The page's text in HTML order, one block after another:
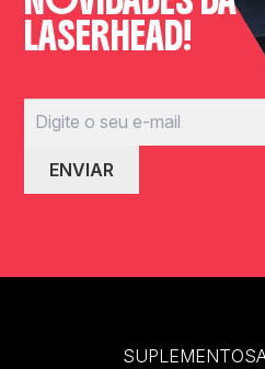
LASERHEAD!
SUPLEMENTOS